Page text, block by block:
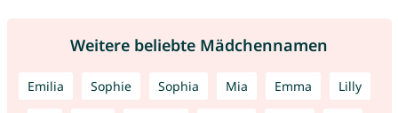
Weitere beliebte Mädchennamen
Emilia Sophie Sophia Mia Emma Lilly